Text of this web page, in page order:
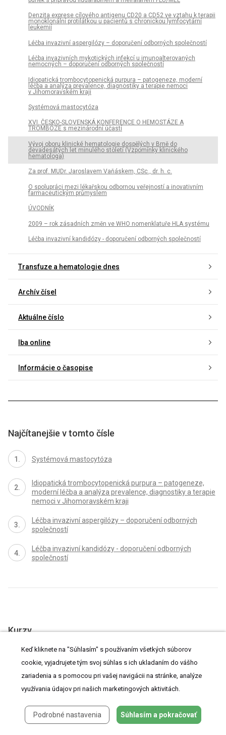
Denzita exprese cílového antigenu CD20 a CD52 ve vztahu k terapii
monoklonální protilátkou u pacientů s chronickou lymfocytární
leukemií
Léčba invazivní aspergilózy – doporučení odborných společností
Léčba invazivních mykotických infekcí u imunoalterovaných
nemocných – doporučení odborných společností
Idiopatická trombocytopenická purpura – patogeneze, moderní
léčba a analýza prevalence, diagnostiky a terapie nemoci
v Jihomoravském kraji
Systémová mastocytóza
XVI. ČESKO-SLOVENSKÁ KONFERENCE O HEMOSTÁZE A
TROMBÓZE s mezinárodní účastí
Vývoj oboru klinické hematologie dospělých v Brně do
devadesátých let minulého století (Vzpomínky klinického
hematologa)
Za prof. MUDr. Jaroslavem Vaňáskem, CSc., dr. h. c.
O spolupráci mezi lékařskou odbornou veřejností a inovativním
farmaceutickým průmyslem
ÚVODNÍK
2009 – rok zásadních změn ve WHO nomenklatuře HLA systému
Léčba invazivní kandidózy - doporučení odborných společností
Transfuze a hematologie dnes
Archív čísel
Aktuálne číslo
Iba online
Informácie o časopise
Najčítanejšie v tomto čísle
Systémová mastocytóza
Idiopatická trombocytopenická purpura – patogeneze,
moderní léčba a analýza prevalence, diagnostiky a terapie
nemoci v Jihomoravském kraji
Léčba invazivní aspergilózy – doporučení odborných
společností
Léčba invazivní kandidózy - doporučení odborných
společností
Kurzy
Zvýšte si kvalifikáciu online z pohodlia domova
Citikolín v neuroprotekcii a neuroregenerácii – nové
poznatky NOVÝ KURZ
VŠETKY KURZY
Keď kliknete na "Súhlasím" s používaním všetkých súborov
cookie, vyjadrujete tým svoj súhlas s ich ukladaním do vášho
zariadenia a s pomocou pri vašej navigácii na stránke, analýze
využívania údajov pri našich marketingových aktivitách.
Podrobné nastavenia Súhlasím a pokračovať